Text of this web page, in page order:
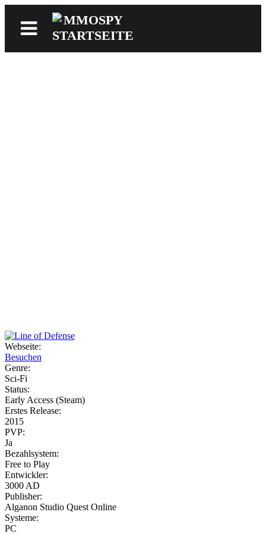
Webseite:
Besuchen
Genre:
Sci-Fi
Status:
Early Access (Steam)
Erstes Release:
2015
PVP:
Ja
Bezahlsystem:
Free to Play
Entwickler:
3000 AD
Publisher:
Alganon Studio Quest Online
Systeme:
PC